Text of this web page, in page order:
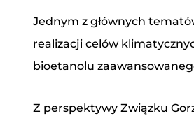
Jednym z głównych
realizacji celów
bioetanolu
Z perspektywy Związku